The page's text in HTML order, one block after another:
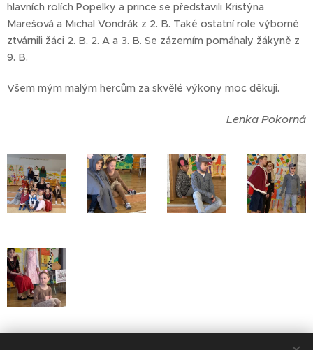
hlavních rolích Popelky a prince se představili Kristýna
Marešová a Michal Vondrák z 2. B. Také ostatní role výborně
ztvárnili žáci 2. B, 2. A a 3. B. Se zázemím pomáhaly žákyně z
9. B.
Všem mým malým hercům za skvělé výkony moc děkuji.
Lenka Pokorná